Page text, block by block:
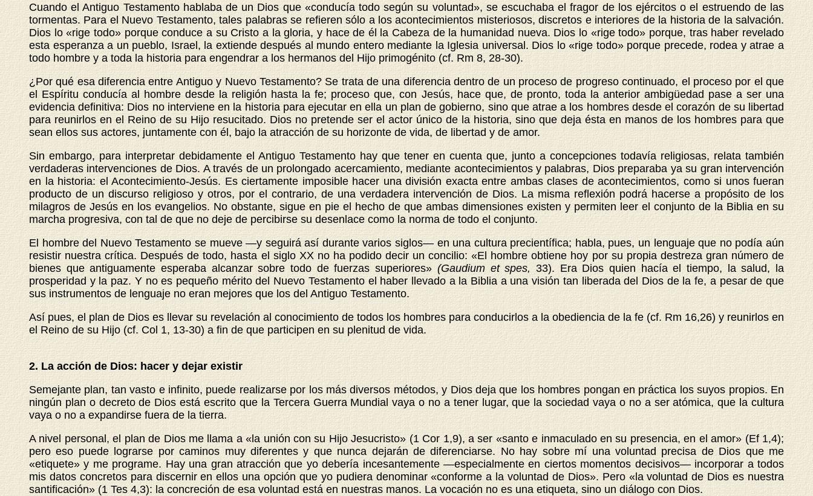
Cuando el Antiguo Testamento hablaba de un Dios que «conducía todo según su voluntad», se escuchaba el fragor de los ejércitos o el estruendo de las
tormentas. Para el Nuevo Testamento, tales palabras se refieren sólo a los acontecimientos misteriosos, discretos e interiores de la historia de la salvación.
Dios lo «rige todo» porque conduce a su Cristo a la gloria, y hace de él la Cabeza de la humanidad nueva. Dios lo «rige todo» porque, tras haber revelado
esta esperanza a un pueblo, Israel, la extiende después al mundo entero mediante la Iglesia universal. Dios lo «rige todo» porque precede, rodea y atrae a
todo hombre y a toda la historia para engendrar a los hermanos del Hijo primogénito (cf. Rm 8, 28-30).
¿Por qué esa diferencia entre Antiguo y Nuevo Testamento? Se trata de una diferencia dentro de un proceso de progreso continuado, el proceso por el que
el Espíritu conducía al hombre desde la religión hasta la fe; proceso que, con Jesús, hace que, de pronto, toda la anterior ambigüedad pase a ser una
evidencia definitiva: Dios no interviene en la historia para ejecutar en ella un plan de gobierno, sino que atrae a los hombres desde el corazón de su libertad
para reunirlos en el Reino de su Hijo resucitado. Dios no pretende ser el actor único de la historia, sino que deja ésta en manos de los hombres para que
sean ellos sus actores, juntamente con él, bajo la atracción de su horizonte de vida, de libertad y de amor.
Sin embargo, para interpretar debidamente el Antiguo Testamento hay que tener en cuenta que, junto a concepciones todavía religiosas, relata también
verdaderas intervenciones de Dios. A través de un prolongado acercamiento, mediante acontecimientos y palabras, Dios preparaba ya su gran intervención
en la historia: el Acontecimiento-Jesús. Es ciertamente imposible hacer una división exacta entre ambas clases de acontecimientos, como si unos fueran
producto de un discurso religioso y otros, por el contrario, de una verdadera intervención de Dios. La misma reflexión podrá hacerse a propósito de los
milagros de Jesús en los evangelios. No obstante, sigue en pie el hecho de que ambas dimensiones existen y permiten leer el conjunto de la Biblia en su
marcha progresiva, con tal de que no deje de percibirse su desenlace como la norma de todo el conjunto.
El hombre del Nuevo Testamento se mueve —y seguirá así durante varios siglos— en una cultura precientífica; habla, pues, un lenguaje que no podía aún
resistir nuestra crítica. Después de todo, hasta el siglo XX no ha podido decir un concilio: «El hombre obtiene hoy por su propia destreza gran número de
bienes que antiguamente esperaba alcanzar sobre todo de fuerzas superiores» (Gaudium et spes, 33). Era Dios quien hacía el tiempo, la salud, la
prosperidad y la paz. Y no es pequeño mérito del Nuevo Testamento el haber llevado a la Biblia a una visión tan liberada del Dios de la fe, a pesar de que
sus instrumentos de lenguaje no eran mejores que los del Antiguo Testamento.
Así pues, el plan de Dios es llevar su revelación al conocimiento de todos los hombres para conducirlos a la obediencia de la fe (cf. Rm 16,26) y reunirlos en
el Reino de su Hijo (cf. Col 1, 13-30) a fin de que participen en su plenitud de vida.
2. La acción de Dios: hacer y dejar existir
Semejante plan, tan vasto e infinito, puede realizarse por los más diversos métodos, y Dios deja que los hombres pongan en práctica los suyos propios. En
ningún plan o decreto de Dios está escrito que la Tercera Guerra Mundial vaya o no a tener lugar, que la sociedad vaya o no a ser atómica, que la cultura
vaya o no a expandirse fuera de la tierra.
A nivel personal, el plan de Dios me llama a «la unión con su Hijo Jesucristo» (1 Cor 1,9), a ser «santo e inmaculado en su presencia, en el amor» (Ef 1,4);
pero eso puede lograrse por caminos muy diferentes y que nunca dejarán de diferenciarse. No hay sobre mí una voluntad precisa de Dios que me
«etiquete» y me programe. Hay una gran atracción que yo debería incesantemente —especialmente en ciertos momentos decisivos— incorporar a todos
mis datos concretos para discernir en ellos una opción que yo pudiera denominar «conforme a la voluntad de Dios». Pero «la voluntad de Dios es nuestra
santificación» (1 Tes 4,3): la concreción de esa voluntad está en nuestras manos. La vocación no es una etiqueta, sino un diálogo con Dios.